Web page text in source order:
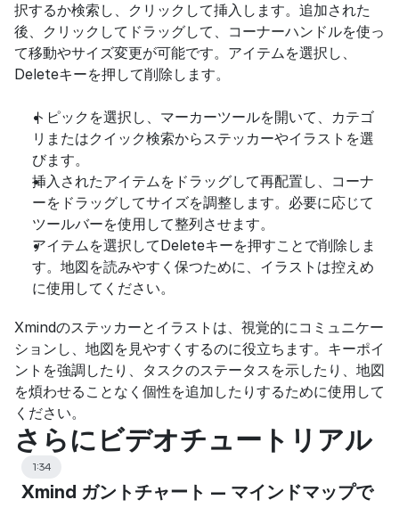
択するか検索し、クリックして挿入します。追加された
後、クリックしてドラッグして、コーナーハンドルを使っ
て移動やサイズ変更が可能です。アイテムを選択し、
Deleteキーを押して削除します。
トピックを選択し、マーカーツールを開いて、カテゴ
リまたはクイック検索からステッカーやイラストを選
びます。
挿入されたアイテムをドラッグして再配置し、コーナ
ーをドラッグしてサイズを調整します。必要に応じて
ツールバーを使用して整列させます。
アイテムを選択してDeleteキーを押すことで削除しま
す。地図を読みやすく保つために、イラストは控えめ
に使用してください。
Xmindのステッカーとイラストは、視覚的にコミュニケー
ションし、地図を見やすくするのに役立ちます。キーポイ
ントを強調したり、タスクのステータスを示したり、地図
を煩わせることなく個性を追加したりするために使用して
ください。
さらにビデオチュートリアル
1:34
Xmind ガントチャート — マインドマップで